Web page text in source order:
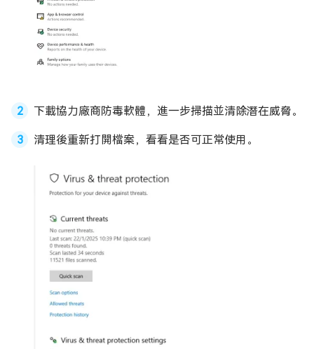
下載協力廠商防毒軟體，進一步掃描並清除潛在威脅。
清理後重新打開檔案，看看是否可正常使用。